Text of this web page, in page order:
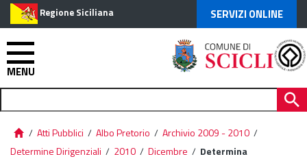
Regione Siciliana SERVIZI ONLINE
MENU
/ Atti Pubblici / Albo Pretorio / Archivio 2009 - 2010 /
Determine Dirigenziali / 2010 / Dicembre / Determina